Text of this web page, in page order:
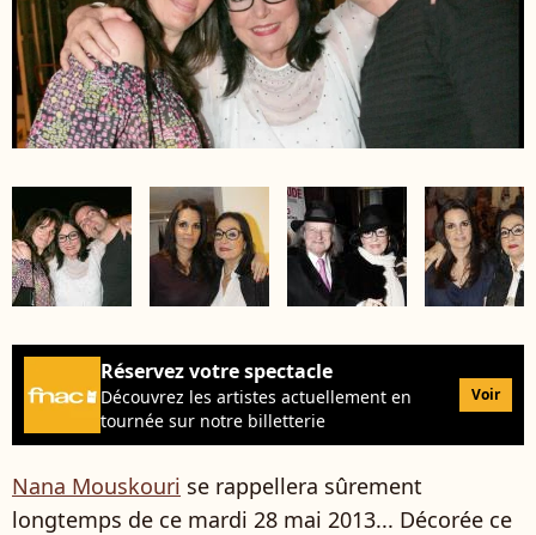
Réservez votre spectacle
Découvrez les artistes actuellement en
tournée sur notre billetterie
Voir
Nana Mouskouri se rappellera sûrement
longtemps de ce mardi 28 mai 2013... Décorée ce